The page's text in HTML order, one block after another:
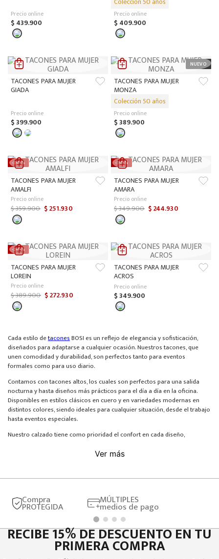
Precio online
$ 439.900
Precio online
$ 409.900
TACONES PARA MUJER
GIADA
Precio online
$399.900
TACONES PARA MUJER
MONZA
Precio online
$389.900
-30 %
TACONES PARA MUJER
AMALFI
Precio online
$359.900 $251.930
-30 %
TACONES PARA MUJER
AMARA
Precio online
$349.900 $244.930
-30 %
TACONES PARA MUJER
LOREIN
Precio online
$389.900 $272.930
TACONES PARA MUJER
ACROS
Precio online
$349.900
Cada estilo detaconesBOSI es un reflejo de elegancia y sofisticación,
diseñados para adaptarse a cualquier ocasión. Nuestros tacones, que
unen comodidad y durabilidad, son perfectos tanto para eventos
formales como para uso diario.
Contamos con tacones altos, los cuales son perfectos para una salida
nocturna y hasta diseños más prácticos para el día a día en la oficina.
Disponibles en estilos clásicos en cuero y en variedades modernas en
distintos colores, siendo ideales para cualquier situación, desde el trabajo
hasta eventos especiales.
Nuestro calzado tiene como prioridad el confort en cada diseño,
un toque de elegancia a tu estilo. Con BOSI, siempre estarás a la
Ver más
Compra
PROTEGIDA
MÚLTIPLES
medios de pago
RECIBE 15% DE DESCUENTO EN TU
PRIMERA COMPRA